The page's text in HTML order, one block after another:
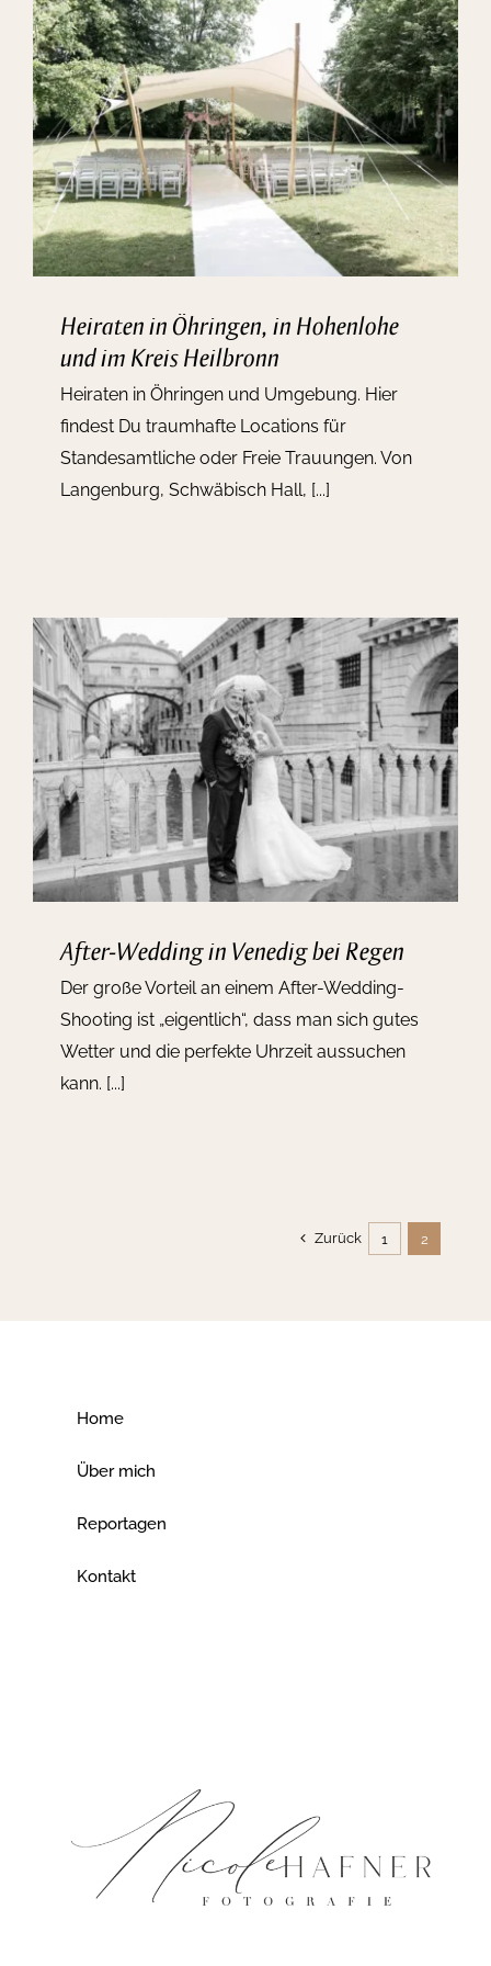
Kontakt
Heiraten in Öhringen, in Hohenlohe
und im Kreis Heilbronn
Heiraten in Öhringen und Umgebung. Hier
findest Du traumhafte Locations für
Standesamtliche oder Freie Trauungen. Von
Langenburg, Schwäbisch Hall, [...]
After-Wedding in Venedig bei Regen
Der große Vorteil an einem After-Wedding-
Shooting ist „eigentlich“, dass man sich gutes
Wetter und die perfekte Uhrzeit aussuchen
kann. [...]
Zurück 1 2
Home
Über mich
Reportagen
Kontakt